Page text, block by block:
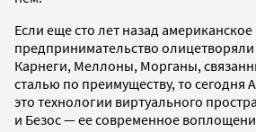
Если еще сто лет назад американское
предпринимательство
Карнеги, Меллоны, Морганы,
сталью по преимуществу, то
это технологии виртуального
и Безос — ее современное